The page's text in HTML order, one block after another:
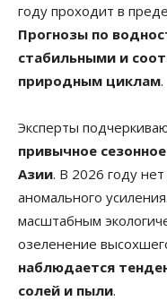
году проходит в
Прогнозы по
стабильными и
природным циклам.
Эксперты
привычное
Азии. В 2026 году
аномального
масштабным
озеленение
наблюдается
солей и пыли.